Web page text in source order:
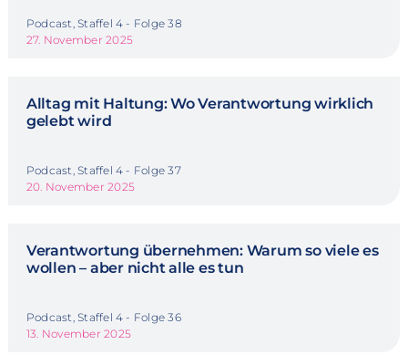
Podcast, Staffel 4 - Folge 38
27. November 2025
Alltag mit Haltung: Wo Verantwortung wirklich
gelebt wird
Podcast, Staffel 4 - Folge 37
20. November 2025
Verantwortung übernehmen: Warum so viele es
wollen – aber nicht alle es tun
Podcast, Staffel 4 - Folge 36
13. November 2025